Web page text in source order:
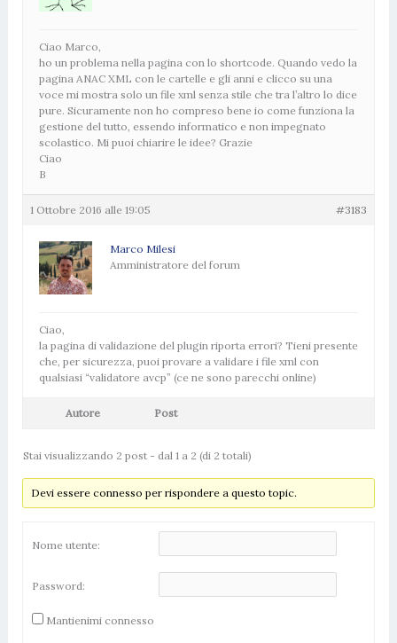
Ciao Marco,
ho un problema nella pagina con lo shortcode. Quando vedo la
pagina ANAC XML con le cartelle e gli anni e clicco su una
voce mi mostra solo un file xml senza stile che tra l’altro lo dice
pure. Sicuramente non ho compreso bene io come funziona la
gestione del tutto, essendo informatico e non impegnato
scolastico. Mi puoi chiarire le idee? Grazie
Ciao
B
1 Ottobre 2016 alle 19:05 #3183
Marco Milesi
Amministratore del forum
Ciao,
la pagina di validazione del plugin riporta errori? Tieni presente
che, per sicurezza, puoi provare a validare i file xml con
qualsiasi “validatore avcp” (ce ne sono parecchi online)
Autore Post
Stai visualizzando 2 post - dal 1 a 2 (di 2 totali)
Devi essere connesso per rispondere a questo topic.
Nome utente:
Password:
Mantienimi connesso